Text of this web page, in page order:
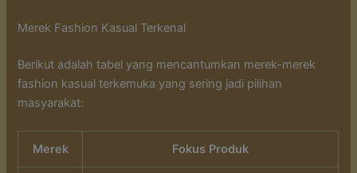
Merek Fashion Kasual Terkenal
Berikut adalah tabel yang mencantumkan merek-merek
fashion kasual terkemuka yang sering jadi pilihan
masyarakat:
Merek Fokus Produk